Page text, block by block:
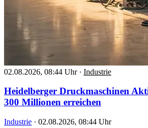
02.08.2026, 08:44 Uhr · Industrie
Heidelberger Druckmaschinen
300 Millionen erreichen
Industrie · 02.08.2026, 08:44 Uhr